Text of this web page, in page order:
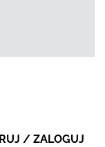
/ ZALOGUJ